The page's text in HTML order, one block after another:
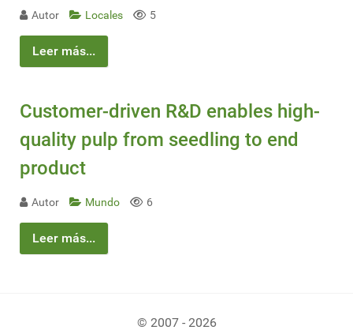
Autor Locales 5
Leer más...
Customer-driven R&D enables high-
quality pulp from seedling to end
product
Autor Mundo 6
Leer más...
© 2007 - 2026